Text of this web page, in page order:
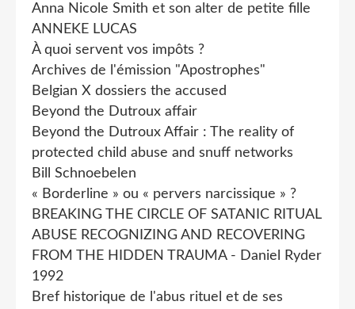
Anna Nicole Smith et son alter de petite fille
ANNEKE LUCAS
À quoi servent vos impôts ?
Archives de l'émission "Apostrophes"
Belgian X dossiers the accused
Beyond the Dutroux affair
Beyond the Dutroux Affair : The reality of
protected child abuse and snuff networks
Bill Schnoebelen
« Borderline » ou « pervers narcissique » ?
BREAKING THE CIRCLE OF SATANIC RITUAL
ABUSE RECOGNIZING AND RECOVERING
FROM THE HIDDEN TRAUMA - Daniel Ryder
1992
Bref historique de l'abus rituel et de ses